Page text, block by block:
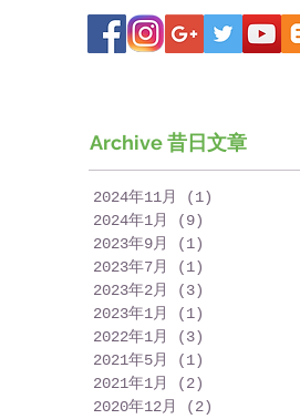
Archive 昔日文章
2024年11月 (1)
2024年1月
(9)
2023年9月
(1)
2023年7月
(1)
2023年2月
(3)
2023年1月
(1)
2022年1月
(3)
2021年5月
(1)
2021年1月
(2)
2020年12月
(2)